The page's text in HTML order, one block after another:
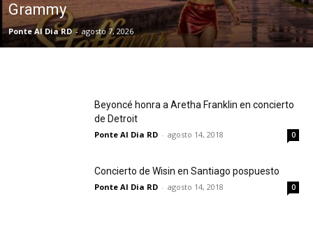
Grammy
Ponte Al Dia RD - agosto 7, 2026
Beyoncé honra a Aretha Franklin en concierto
de Detroit
Ponte Al Dia RD - agosto 14, 2018 0
Concierto de Wisin en Santiago pospuesto
Ponte Al Dia RD - agosto 14, 2018 0